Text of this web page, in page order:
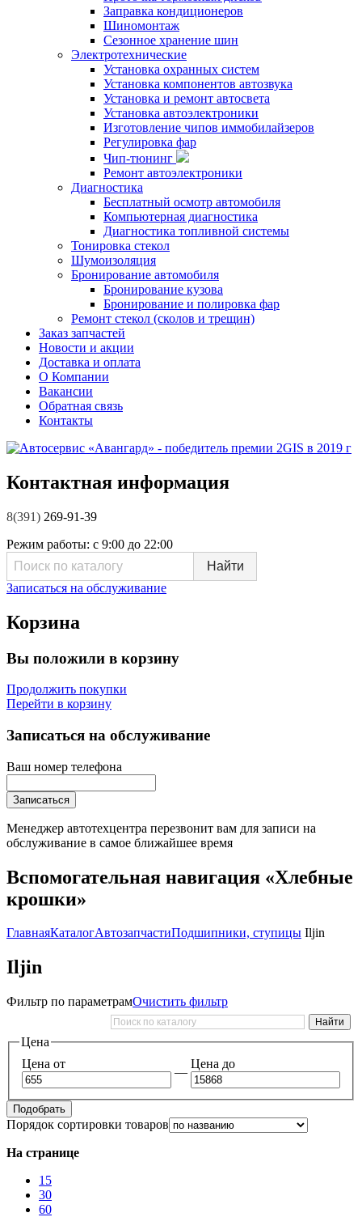
Заправка кондиционеров
Шиномонтаж
Сезонное хранение шин
Электротехнические
Установка охранных систем
Установка компонентов автозвука
Установка и ремонт автосвета
Установка автоэлектроники
Изготовление чипов иммобилайзеров
Регулировка фар
Чип-тюнинг
Ремонт автоэлектроники
Диагностика
Бесплатный осмотр автомобиля
Компьютерная диагностика
Диагностика топливной системы
Тонировка стекол
Шумоизоляция
Бронирование автомобиля
Бронирование кузова
Бронирование и полировка фар
Ремонт стекол (сколов и трещин)
Заказ запчастей
Новости и акции
Доставка и оплата
О Компании
Вакансии
Обратная связь
Контакты
Контактная информация
8(391) 269-91-39
Режим работы: с 9:00 до 22:00
Записаться на обслуживание
Корзина
Вы положили в корзину
Продолжить покупки
Перейти в корзину
Записаться на обслуживание
Ваш номер телефона
Записаться
Менеджер автотехцентра перезвонит вам для записи на
обслуживание в самое ближайшее время
Вспомогательная навигация «Хлебные
крошки»
ГлавнаяКаталогАвтозапчастиПодшипники, ступицы Iljin
Iljin
Фильтр по параметрамОчистить фильтр
Цена
Цена от
—
Цена до
Подобрать
Порядок сортировки товаров
На странице
15
30
60